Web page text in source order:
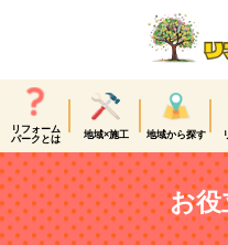
リフォーム
パークとは
地域×施工 地域から探す
お役